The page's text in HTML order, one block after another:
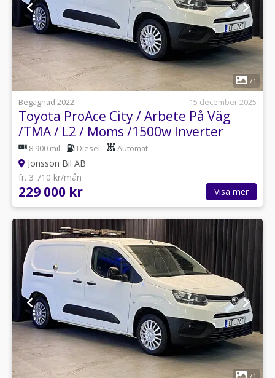
1
71
Begagnad 2022
15 december 2025
Toyota ProAce City / Arbete På Väg
/TMA / L2 / Moms /1500w Inverter
8 900 mil Diesel Automat
Jonsson Bil AB
fr. 3 710 kr/mån
229 000 kr Visa mer